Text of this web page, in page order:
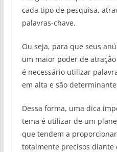
cada tipo de pesquisa,
palavras-chave.
Ou seja, para que seus
um maior poder de
é necessário utilizar
em alta e são
Dessa forma, uma dica
tema é utilizar de um
que tendem a
totalmente precisos diante